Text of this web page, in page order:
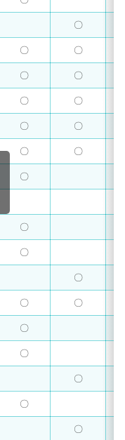
〇
〇 〇
〇 〇
〇 〇
〇 〇
〇 〇
〇
〇
〇
〇
〇 〇
〇
〇
〇
〇
〇